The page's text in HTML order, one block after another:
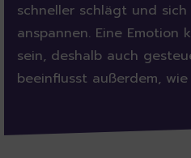
schneller schlägt und sich
anspannen. Eine Emotion
sein, deshalb auch
beeinflusst außerdem,